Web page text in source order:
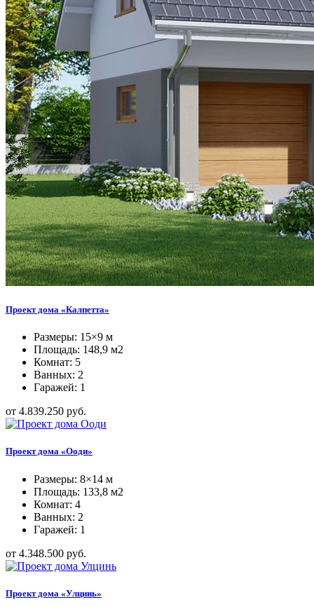
Проект дома «Калпетта»
Размеры: 15×9 м
Площадь: 148,9 м2
Комнат: 5
Ванных: 2
Гаражей: 1
от 4.839.250 руб.
Проект дома «Ооди»
Размеры: 8×14 м
Площадь: 133,8 м2
Комнат: 4
Ванных: 2
Гаражей: 1
от 4.348.500 руб.
Проект дома «Улцинь»